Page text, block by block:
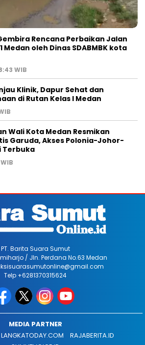
Rencana Perbaikan Jalan
Medan oleh Dinas SDABMBK kota
WIB
Klinik, Dapur Sehat dan
di Rutan Kelas I Medan
Wali Kota Medan Resmikan
Garuda, Akses Polonia-Johor-
Terbuka
PT. Barita Suara Sumut
/ Jln. Perdana No.63 Medan
Telp +6281370315624
MEDIA PARTNER
LANGKATODAY.COM
RAJABERITA.ID